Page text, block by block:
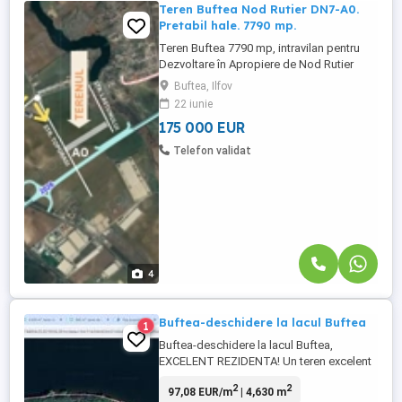
4
Teren Buftea Nod Rutier DN7-A0.
Pretabil hale. 7790 mp.
Teren Buftea 7790 mp, intravilan pentru
Dezvoltare în Apropiere de Nod Rutier
DN7/A0 Acest teren beneficiază de o
poziție foarte bună în zona de Nord-Vest
a Bucureștiului, avand un accesul imediat
la infrastructura cheie. Situat la doar 5
minute de nodul rutier DN7 / Autostrada
Buftea, Ilfov
22 iunie
175 000 EUR
Telefon validat
1 Buftea-deschidere la lacul Buftea
Buftea-deschidere la lacul Buftea,
EXCELENT REZIDENTA! Un teren excelent
de 4630 mp si deschidere de 35 ml, va
97,08 EUR/m2| 4,630 m2